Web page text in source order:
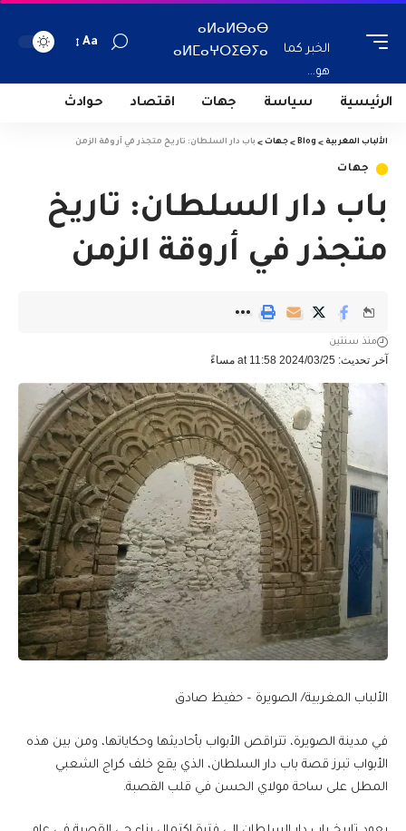
الخبر كما
هو...
ⴰⵍⴰⵍⴱⴰⴱ
ⴰⵍⵎⴰⵖⵔⵉⴱⵢⴰ
Aa
الرئيسية سياسة جهات اقتصاد حوادث
الألباب المغربية >
Blog
> جهات > باب دار السلطان: تاريخ متجذر في أروقة الزمن
جهات
باب دار السلطان: تاريخ
متجذر في أروقة الزمن
آخر تحديث: 2024/03/25 at 11:58 مساءً
منذ سنتين
الألباب المغربية/ الصويرة – حفيظ صادق
في مدينة الصويرة، تتراقص الأبواب بأحاديثها وحكاياتها، ومن بين هذه
الأبواب تبرز قصة باب دار السلطان، الذي يقع خلف كراج الشعبي
المطل على ساحة مولاي الحسن في قلب القصبة.